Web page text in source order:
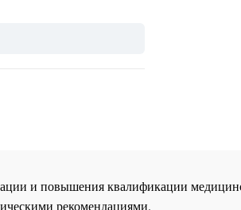
и повышения квалификации
рекомендациями.